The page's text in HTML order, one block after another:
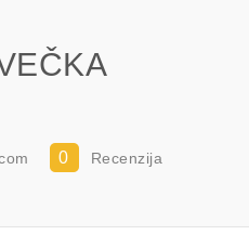
0 Recenzija